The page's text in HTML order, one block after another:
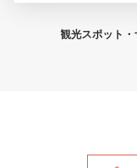
観光スポット